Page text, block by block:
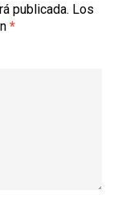
publicada. Los
*